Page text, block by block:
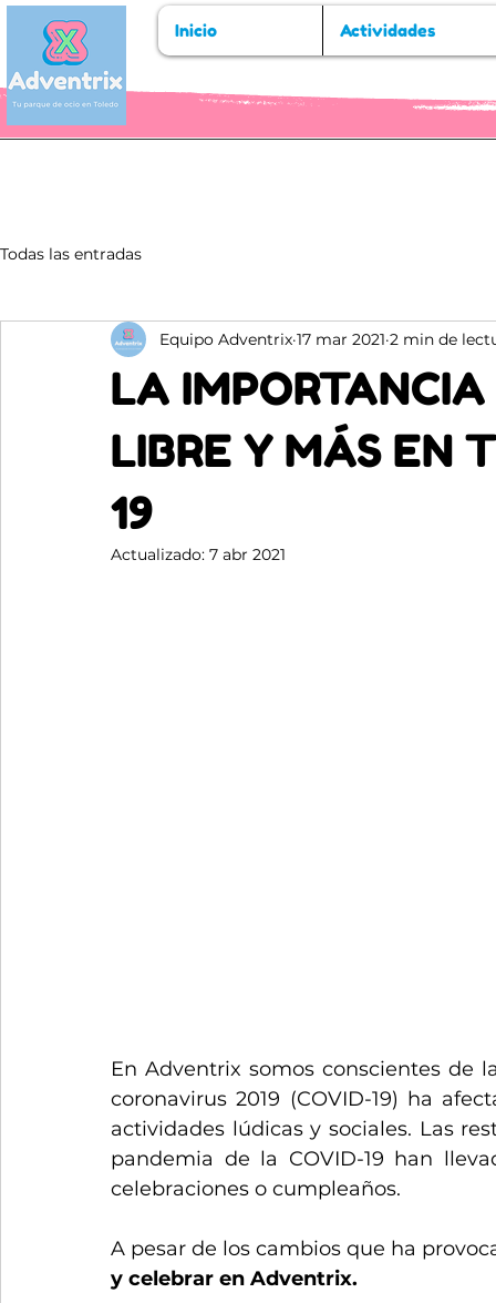
Inicio Actividades
Todas las entradas
LA
LIBRE Y MÁS EN
19
Equipo Adventrix 17 mar 2021 2 min de
Actualizado: 7 abr 2021
En Adventrix somos conscientes de
coronavirus 2019 (COVID-19) ha
actividades lúdicas y sociales. Las
pandemia de la COVID-19 han
celebraciones o cumpleaños.
A pesar de los cambios que ha
y celebrar en Adventrix.